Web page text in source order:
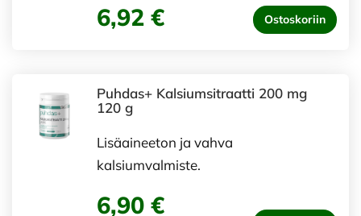
6,92 € Ostoskoriin
Puhdas+ Kalsiumsitraatti 200 mg
120 g
Lisäaineeton ja vahva
kalsiumvalmiste.
6,90 €